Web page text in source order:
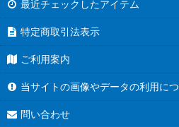
最近チェックしたアイテム
特定商取引法表示
ご利用案内
当サイトの画像やデータの利用に
問い合わせ